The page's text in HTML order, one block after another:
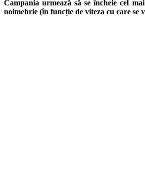
Campania urmează să se încheie cel
noimebrie (în funcție de viteza cu care se